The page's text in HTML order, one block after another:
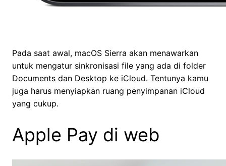
Pada saat awal, macOS Sierra akan menawarkan
untuk mengatur sinkronisasi file yang ada di folder
Documents dan Desktop ke iCloud. Tentunya kamu
juga harus menyiapkan ruang penyimpanan iCloud
yang cukup.
Apple Pay di web